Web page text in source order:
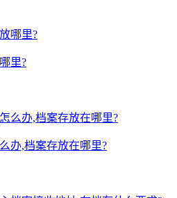
里?
办,档案存放在哪里?